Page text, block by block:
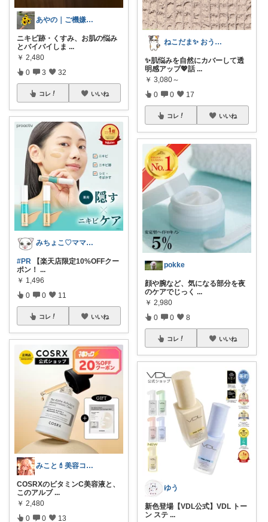
あやの｜ご機嫌なくらし
ニキビ跡・くすみ、お肌の悩み
とバイバイしま ...
￥ 2,480
0 3 32
コレ いいね
みちょこ♡ママにお得な商品&低身長服
#PR 【楽天店限定10%OFFクー
ポン！ ...
￥ 1,496
0 0 11
コレ いいね
みこと💄美容コスメ＆丁寧な暮らし
COSRXのビタミンC美容液と、
このアルブ ...
￥ 2,480
0 0 13
ねこだま✨ おうち時間充実ROOM🐾
✨肌悩みを自然にカバーして透
明感アップ💖話 ...
￥ 3,080～
0 0 17
コレ いいね
pokke
顔や腕など、気になる部分を夜
のケアでじっく ...
￥ 2,980
0 0 8
コレ いいね
ゆう
新色登場【VDL公式】VDL トー
ン ステ ...